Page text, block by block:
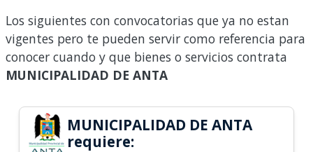
Los siguientes con convocatorias que ya no estan
vigentes pero te pueden servir como referencia para
conocer cuando y que bienes o servicios contrata
MUNICIPALIDAD DE ANTA
MUNICIPALIDAD DE ANTA
requiere: